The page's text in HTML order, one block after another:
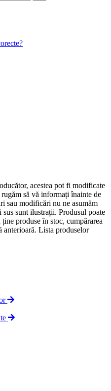
acestea pot fi modificate
să vă informați înainte de
sau modificări nu ne asumăm
sunt ilustrații. Produsul poate
produse în stoc, cumpărarea
anterioară. Lista produselor